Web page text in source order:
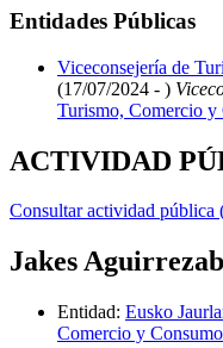
Entidades Públicas
Viceconsejería de
(17/07/2024 - )
Turismo, Comercio y
ACTIVIDAD
Consultar actividad pública
Jakes
Entidad: Eusko
Comercio y Consumo